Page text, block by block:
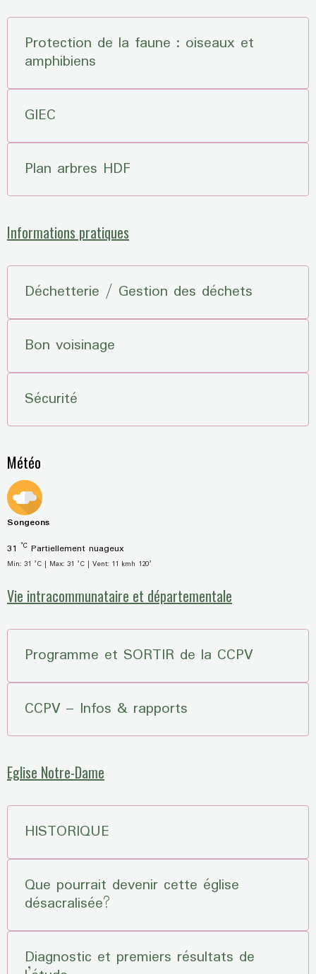
Protection de la faune : oiseaux et
amphibiens
GIEC
Plan arbres HDF
Informations pratiques
Déchetterie / Gestion des déchets
Bon voisinage
Sécurité
Météo
Songeons
31 °C Partiellement nuageux
Min: 31 °C | Max: 31 °C | Vent: 11 kmh 120°
Vie intracommunataire et départementale
Programme et SORTIR de la CCPV
CCPV – Infos & rapports
Eglise Notre-Dame
HISTORIQUE
Que pourrait devenir cette église
désacralisée?
Diagnostic et premiers résultats de